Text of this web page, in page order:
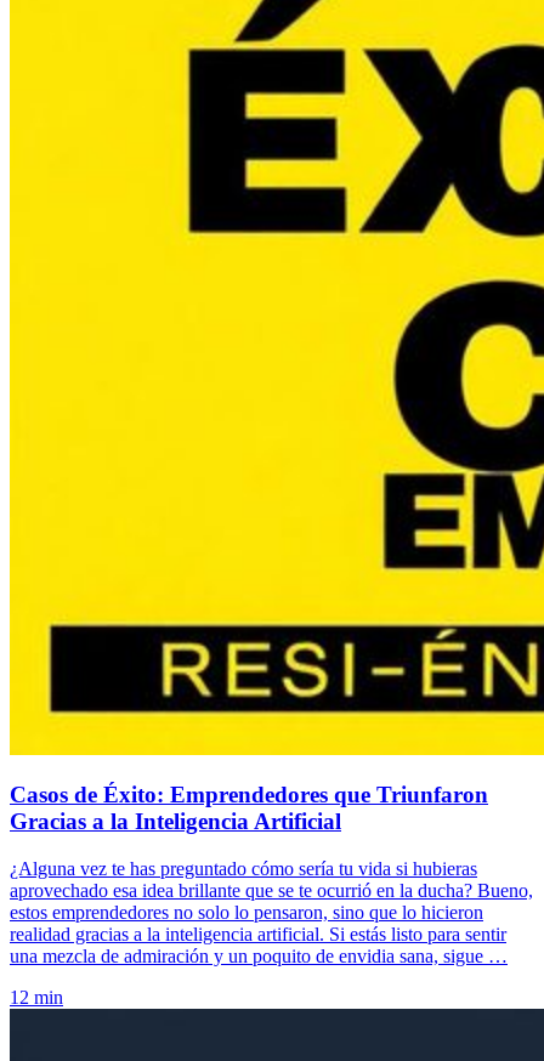
Casos de Éxito: Emprendedores que Triunfaron
Gracias a la Inteligencia Artificial
¿Alguna vez te has preguntado cómo sería tu vida si hubieras
aprovechado esa idea brillante que se te ocurrió en la ducha? Bueno,
estos emprendedores no solo lo pensaron, sino que lo hicieron
realidad gracias a la inteligencia artificial. Si estás listo para sentir
una mezcla de admiración y un poquito de envidia sana, sigue …
12 min